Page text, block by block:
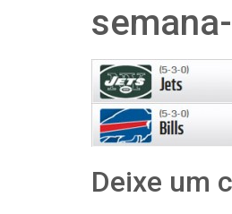
Deixe um